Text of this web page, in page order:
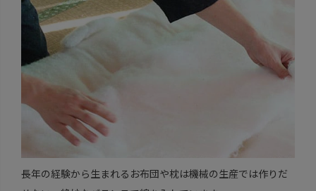
長年の経験から生まれるお布団や枕は機械の生産では作りだ